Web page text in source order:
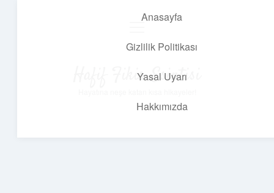
Anasayfa
Gizlilik Politikası
Yasal Uyarı
Hakkımızda
Hafif Fikir Esintisi